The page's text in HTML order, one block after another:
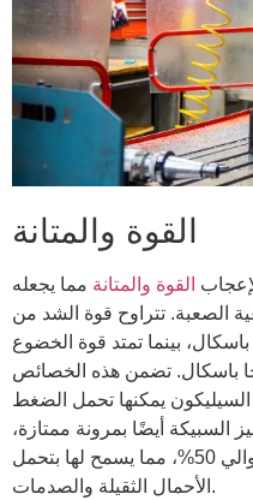
القوة والمتانة
القوة والمتانة مما يجعله
الصعبة. تتراوح قوة الشد من
باسكال إلى 750 ميجا باسكال، بينما تمتد قوة الخضوع
ميجا باسكال إلى 415 ميجا باسكال. تضمن هذه الخصائص
يمكنها تحمل الضغط
السبيكة أيضًا بمرونة ممتازة،
مع استطالة عند الكسر تبلغ حوالي 50%، مما يسمح لها بتحمل
الأحمال الثقيلة والصدمات.